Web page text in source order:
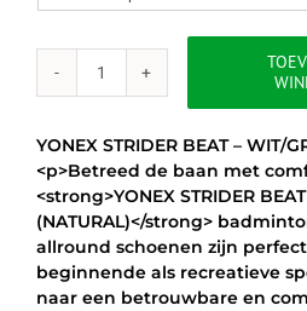
YONEX
(NATURAL)
aantal
YONEX STRIDER BEAT – WIT/
<p>Betreed de baan met
<strong>YONEX STRIDER
(NATURAL)</strong>
allround schoenen zijn
beginnende als recreatieve
naar een betrouwbare en